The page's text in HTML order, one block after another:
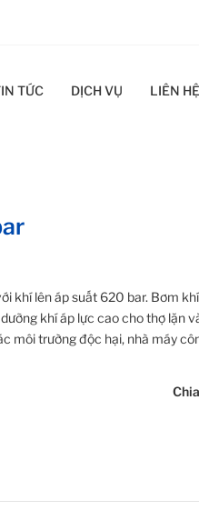
TỨC DỊCH VỤ LIÊN HỆ
khí lên áp suất 620 bar. Bơm
khí áp lực cao cho thợ lặn
môi trường độc hại, nhà máy